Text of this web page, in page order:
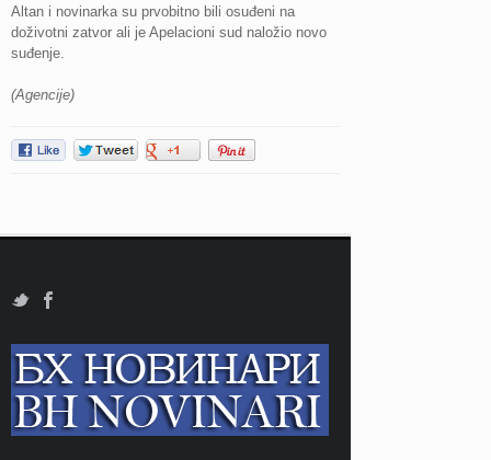
Altan i novinarka su prvobitno bili osuđeni na
doživotni zatvor ali je Apelacioni sud naložio novo
suđenje.
(Agencije)